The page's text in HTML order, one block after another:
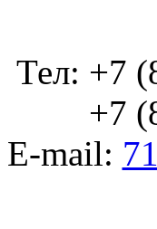
Тел: +7
+7
E-mail: